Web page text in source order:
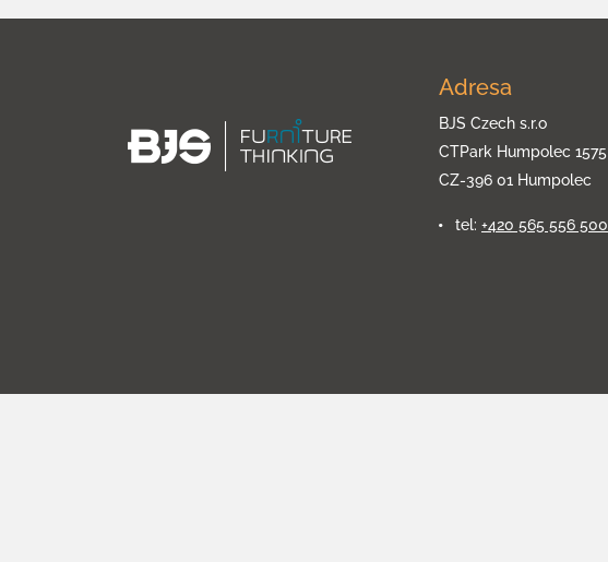
Adresa
BJS Czech s.r.o
CTPark Humpolec 1575
CZ-396 01 Humpolec
tel: +420 565 556 500